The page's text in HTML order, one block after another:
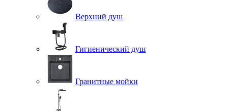
Верхний душ
Гигиенический душ
Гранитные мойки